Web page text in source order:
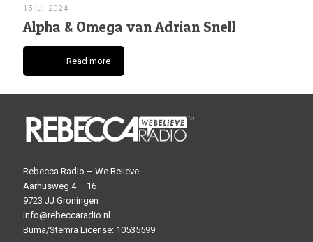
15 juli 2024
Alpha & Omega van Adrian Snell
Read more
Rebecca Radio – We Believe
Aarhusweg 4 – 16
9723 JJ Groningen
info@rebeccaradio.nl
Buma/Stemra License: 10535599